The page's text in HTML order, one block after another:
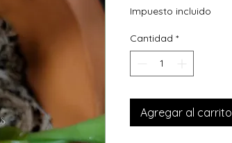
Impuesto incluido
Cantidad *
Agregar al carrito